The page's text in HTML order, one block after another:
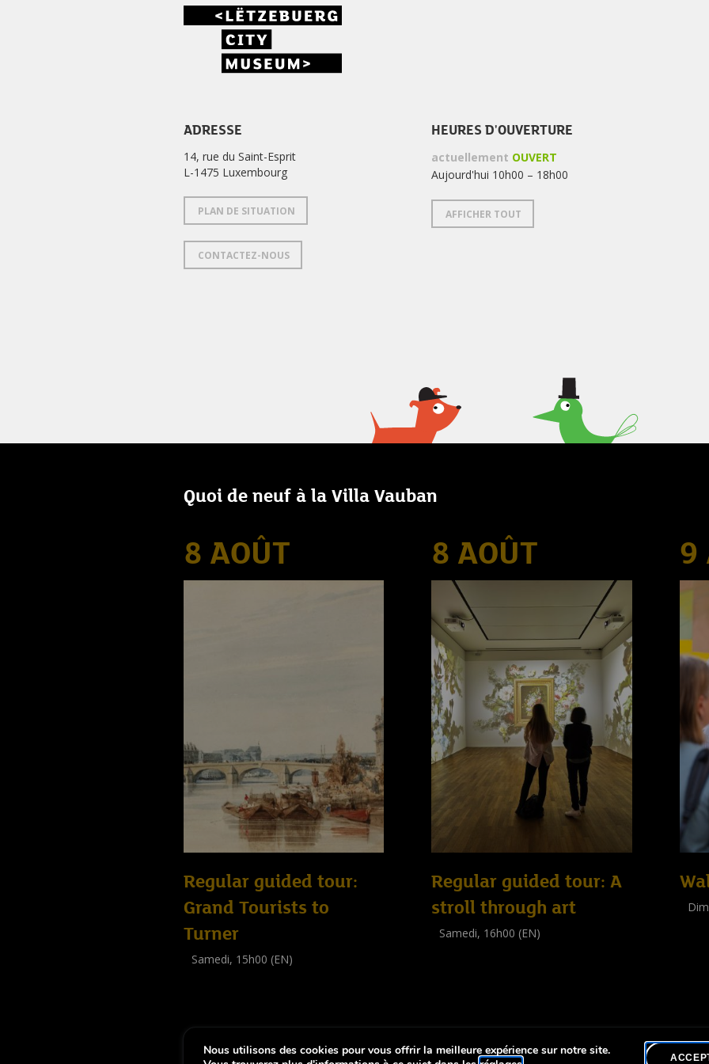
ADRESSE
14, rue du Saint-Esprit
L-1475 Luxembourg
PLAN DE SITUATION
CONTACTEZ-NOUS
HEURES D'OUVERTURE
actuellement OUVERT
Aujourd'hui 10h00 – 18h00
AFFICHER TOUT
Quoi de neuf à la Villa Vauban
8 AOÛT
Regular guided tour:
Grand Tourists to
Turner
Samedi, 15h00 (EN)
8 AOÛT
Regular guided tour: A
stroll through art
Samedi, 16h00 (EN)
9
Notice légale-Déclaration d’accessibilité
Nous utilisons des cookies pour vous offrir la meilleure expérience sur notre site.